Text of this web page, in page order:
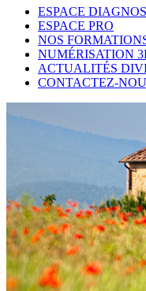
ESPACE
ESPACE PRO
NOS
NUMÉRISATION
ACTUALITÉS
CONTACTEZ-